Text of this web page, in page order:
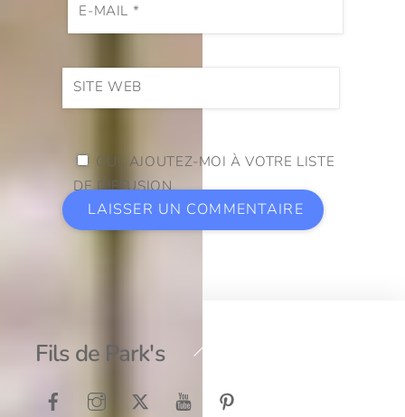
E-MAIL *
SITE WEB
OUI, AJOUTEZ-MOI À VOTRE LISTE
DE DIFFUSION.
Back
Top
Fils de Park's